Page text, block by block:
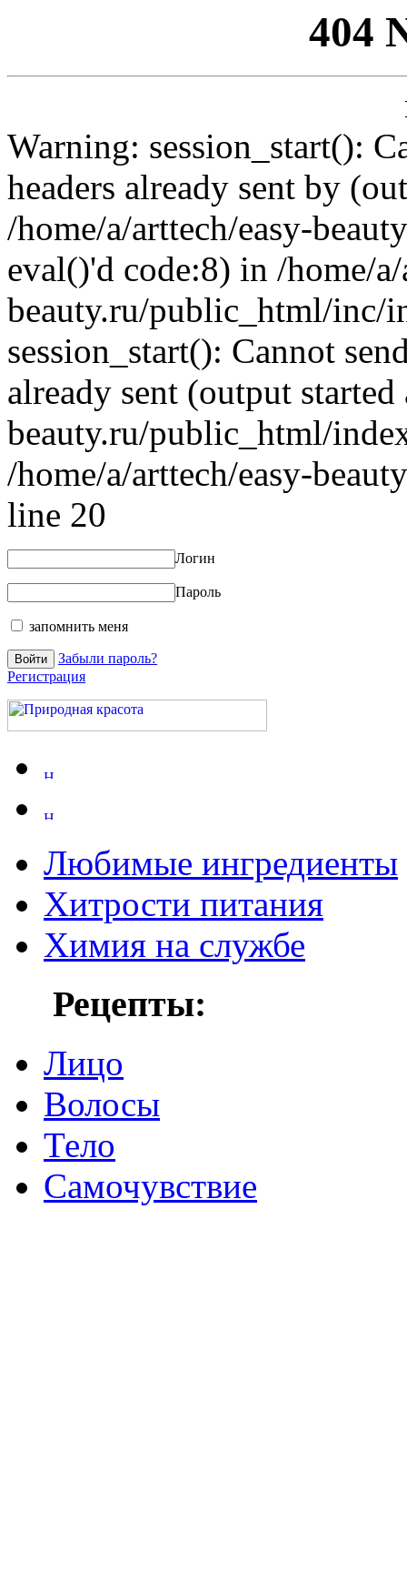
404
Warning: session_start():
headers already sent by
/home/a/arttech/easy-
eval()'d code:8) in /home/
beauty.ru/public_html/inc/
session_start(): Cannot
already sent (output
beauty.ru/public_html/
/home/a/arttech/easy-
line 20
Логин
Пароль
запомнить меня
Забыли пароль?
Регистрация
Любимые ингредиенты
Хитрости питания
Химия на службе
Рецепты:
Лицо
Волосы
Тело
Самочувствие